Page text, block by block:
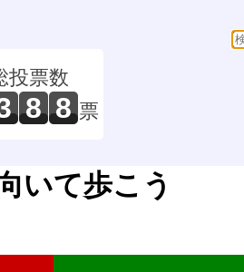
投票数
8 8 票
いて歩こう